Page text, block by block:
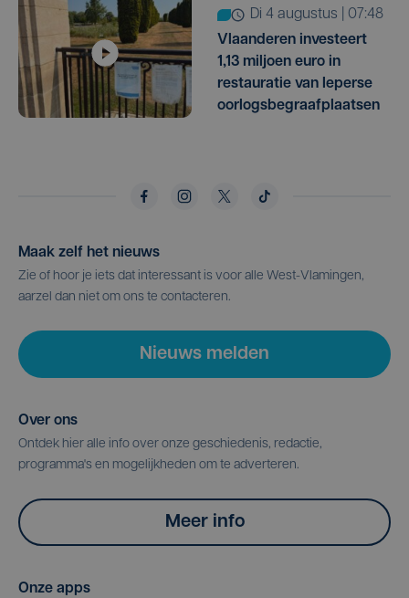
di 4 augustus | 07:48
Vlaanderen investeert
1,13 miljoen euro in
restauratie van Ieperse
oorlogsbegraafplaatsen
Maak zelf het nieuws
Zie of hoor je iets dat interessant is voor alle West-Vlamingen,
aarzel dan niet om ons te contacteren.
Nieuws melden
Over ons
Ontdek hier alle info over onze geschiedenis, redactie,
programma's en mogelijkheden om te adverteren.
Meer info
Onze apps